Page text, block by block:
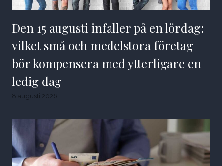
Den 15 augusti infaller på en lördag:
vilket små och medelstora företag
bör kompensera med ytterligare en
ledig dag
8 augusti 2026